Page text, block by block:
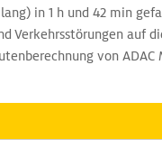
in 1 h und 42 min
Verkehrsstörungen auf
von ADAC